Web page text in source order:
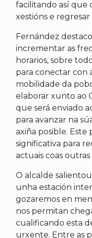
facilitando así que
xestións e
Fernández
incrementar as
horarios, sobre
para conectar con
mobilidade da
elaborar xunto ao
que será enviado
para avanzar na
axiña posible.
significativa para
actuais coas outras
O alcalde
unha estación
gozaremos en
nos permitan
cualificando esta
urxente. Entre as